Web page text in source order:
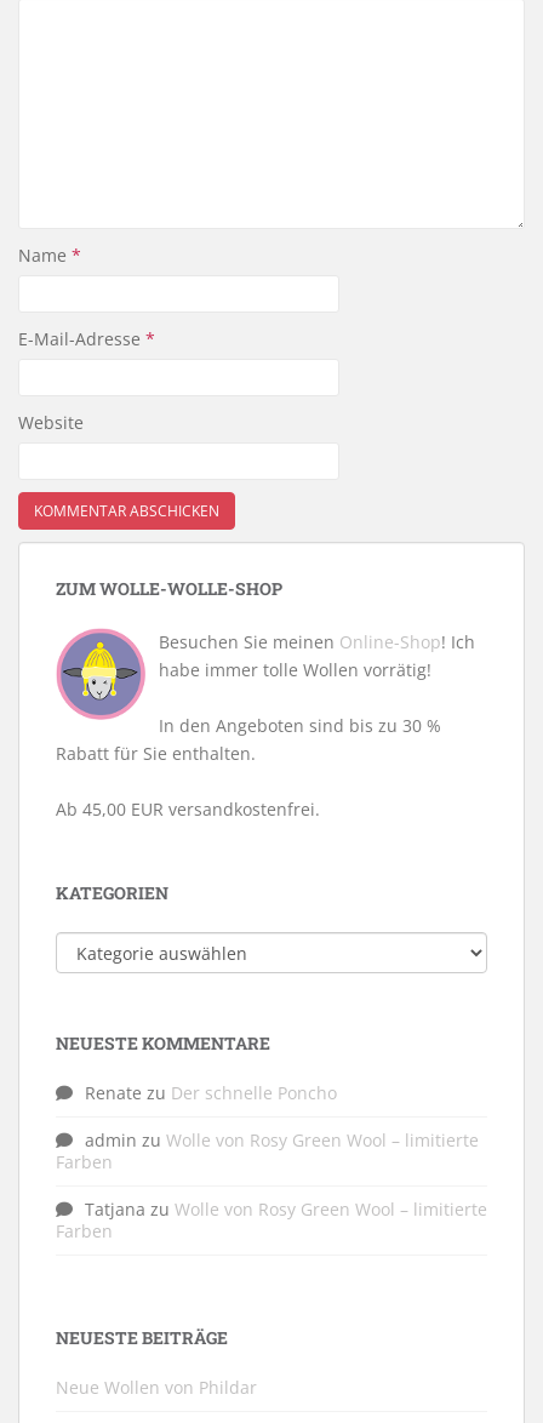
Name *
E-Mail-Adresse *
Website
ZUM WOLLE-WOLLE-SHOP
Besuchen Sie meinen Online-Shop! Ich
habe immer tolle Wollen vorrätig!
In den Angeboten sind bis zu 30 %
Rabatt für Sie enthalten.
Ab 45,00 EUR versandkostenfrei.
KATEGORIEN
Kategorien
NEUESTE KOMMENTARE
Renate zu Der schnelle Poncho
admin zu Wolle von Rosy Green Wool – limitierte
Farben
Tatjana zu Wolle von Rosy Green Wool – limitierte
Farben
NEUESTE BEITRÄGE
Neue Wollen von Phildar